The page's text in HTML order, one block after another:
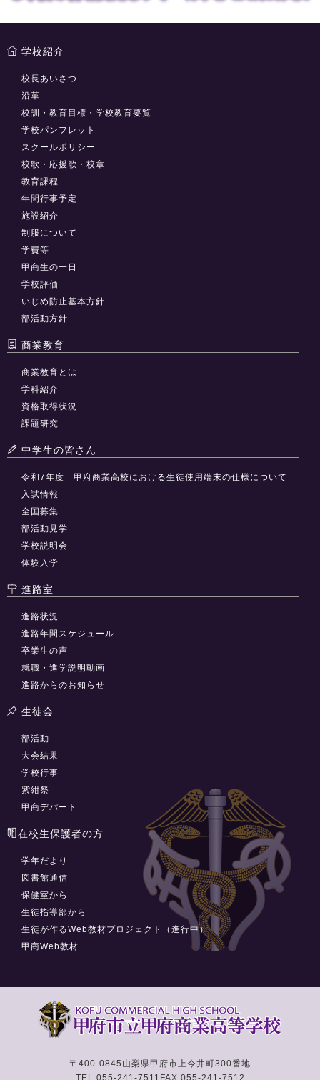
学校紹介
校長あいさつ
沿革
校訓・教育目標・学校教育要覧
学校パンフレット
スクールポリシー
校歌・応援歌・校章
教育課程
年間行事予定
施設紹介
制服について
学費等
甲商生の一日
学校評価
いじめ防止基本方針
部活動方針
商業教育
商業教育とは
学科紹介
資格取得状況
課題研究
中学生の皆さん
令和7年度 甲府商業高校における生徒使用端末の仕様について
入試情報
全国募集
部活動見学
学校説明会
体験入学
進路室
進路状況
進路年間スケジュール
卒業生の声
就職・進学説明動画
進路からのお知らせ
生徒会
部活動
大会結果
学校行事
紫紺祭
甲商デパート
在校生保護者の方
学年だより
図書館通信
保健室から
生徒指導部から
生徒が作るWeb教材プロジェクト（進行中）
甲商Web教材
〒400-0845 山梨県甲府市上今井町300番地
TEL:055-241-7511 FAX:055-241-7512